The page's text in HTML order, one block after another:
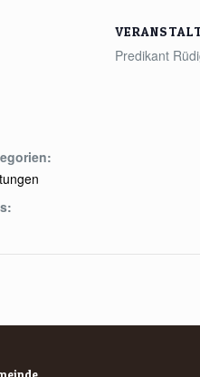
Predikant